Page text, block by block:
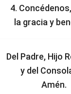
4.
la gracia y
Del Padre, Hijo
y del
Amén.